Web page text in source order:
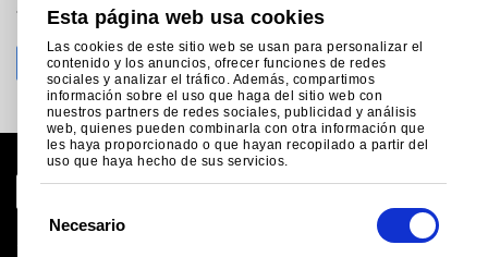
Esta página web usa cookies
Las cookies de este sitio web se usan para personalizar el
contenido y los anuncios, ofrecer funciones de redes
sociales y analizar el tráfico. Además, compartimos
información sobre el uso que haga del sitio web con
nuestros partners de redes sociales, publicidad y análisis
web, quienes pueden combinarla con otra información que
les haya proporcionado o que hayan recopilado a partir del
uso que haya hecho de sus servicios.
Necesario
+34 (0) 914 252 910
madrid@tatasteeleurope.com